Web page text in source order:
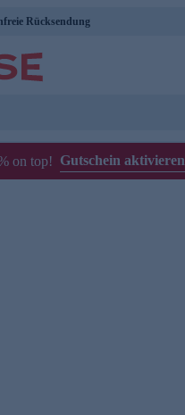
Rücksendung
on top! Gutschein aktivieren